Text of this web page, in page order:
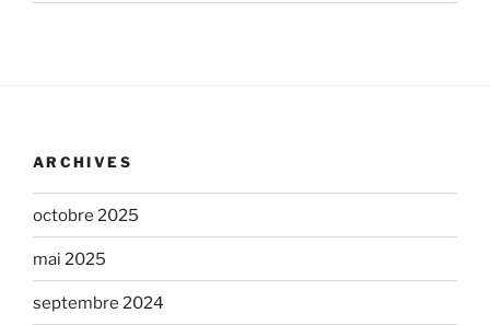
ARCHIVES
octobre 2025
mai 2025
septembre 2024